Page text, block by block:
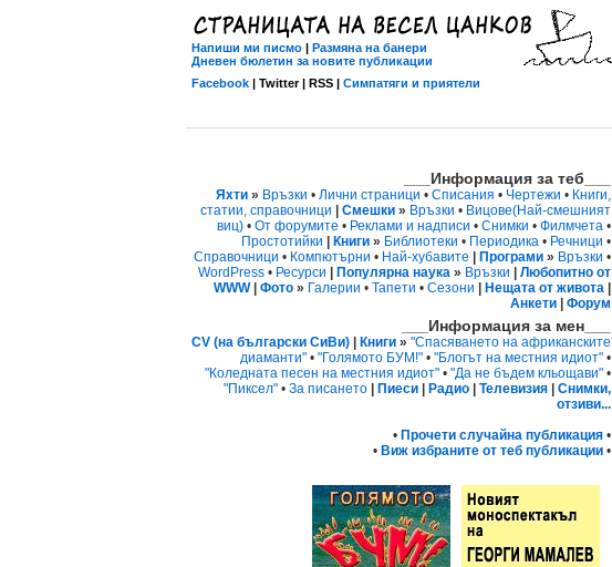
Напиши ми писмо | Размяна на банери
Дневен бюлетин за новите публикации
Facebook | Twitter | RSS | Симпатяги и приятели
___Информация за теб___
Яхти » Връзки • Лични страници • Списания • Чертежи • Книги,
статии, справочници
Смешки » Връзки • Вицове(Най-смешният
виц) • От форумите • Реклами и надписи • Снимки • Филмчета •
Простотийки
Книги » Библиотеки • Периодика • Речници •
Справочници • Компютърни • Най-хубавите Програми » Връзки •
WordPress • Ресурси Популярна наука » Връзки
Любопитно от
WWW| Фото » Галерии • Тапети • Сезони Нещата от живота
Анкети
Форум
___Информация за мен___
CV (на български СиВи) Книги » "Спасяването на африканските
диаманти" • "Голямото БУМ!" • "Блогът на местния идиот" •
"Коледната песен на местния идиот" • "Да не бъдем кльощави" •
"Пиксел" • За писането Пиеси Радио Телевизия
Снимки,
отзиви...
• Прочети случайна публикация •
• Виж избраните от теб публикации •